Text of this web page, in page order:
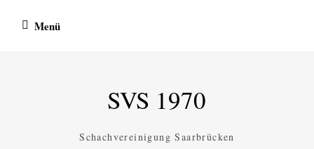
Inhalt Menü
SVS 1970
Schachvereinigung Saarbrücken